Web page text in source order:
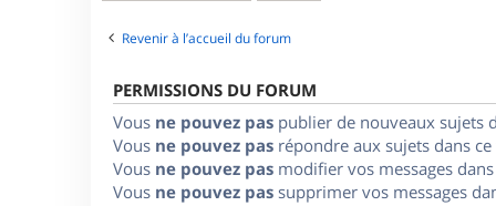
Revenir à l’accueil du forum
PERMISSIONS DU FORUM
Vous ne pouvez pas publier de nouveaux sujets
Vous ne pouvez pas répondre aux sujets dans
Vous ne pouvez pas modifier vos messages
Vous ne pouvez pas supprimer vos messages